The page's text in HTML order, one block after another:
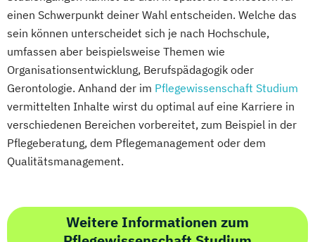
einen Schwerpunkt deiner Wahl entscheiden. Welche das
sein können unterscheidet sich je nach Hochschule,
umfassen aber beispielsweise Themen wie
Organisationsentwicklung, Berufspädagogik oder
Gerontologie. Anhand der im Pflegewissenschaft Studium
vermittelten Inhalte wirst du optimal auf eine Karriere in
verschiedenen Bereichen vorbereitet, zum Beispiel in der
Pflegeberatung, dem Pflegemanagement oder dem
Qualitätsmanagement.
Weitere Informationen zum